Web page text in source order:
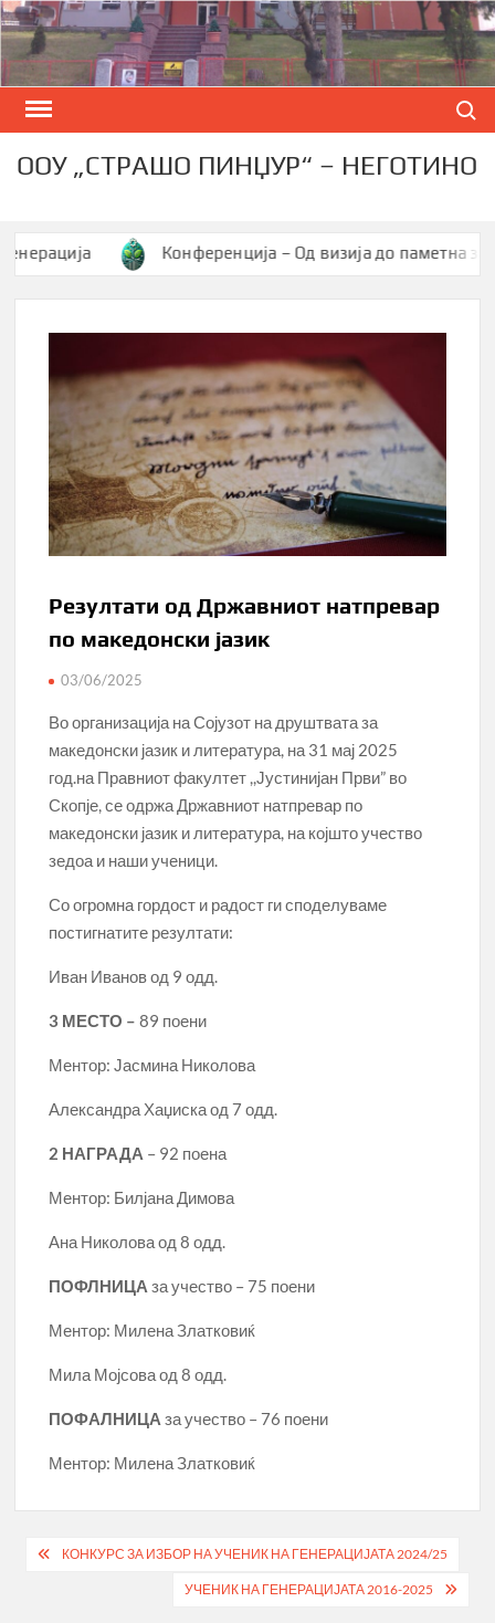
Skip
to
content
ООУ „СТРАШО ПИНЏУР“ – НЕГОТИНО
Конференција – Од визија до паметна
Резултати од Државниот натпревар
по македонски јазик
03/06/2025
Во организација на Сојузот на друштвата за
македонски јазик и литература, на 31 мај 2025
год.на Правниот факултет ,,Јустинијан Први” во
Скопје, се одржа Државниот натпревар по
македонски јазик и литература, на којшто учество
зедоа и наши ученици.
Со огромна гордост и радост ги споделуваме
постигнатите резултати:
Иван Иванов од 9 одд.
3 МЕСТО –89 поени
Ментор: Јасмина Николова
Александра Хаџиска од 7 одд.
2 НАГРАДА – 92 поена
Ментор: Билјана Димова
Ана Николова од 8 одд.
ПОФЛНИЦАза учество – 75 поени
Ментор: Милена Златковиќ
Мила Мојсова од 8 одд.
ПОФАЛНИЦА за учество – 76 поени
Ментор: Милена Златковиќ
PostКОНКУРС ЗА ИЗБОР НА УЧЕНИК НА ГЕНЕРАЦИЈАТА 2024/25
УЧЕНИК НА ГЕНЕРАЦИЈАТА 2016-2025